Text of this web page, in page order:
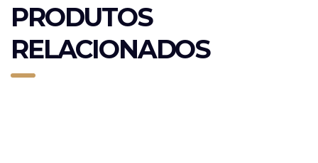
PRODUTOS
RELACIONADOS